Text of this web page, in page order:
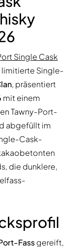
Single Cask
limitierte Single-
, präsentiert
mit einem
Tawny-Port-
abgefüllt im
Cask-
die dunklere,
Fassgereift,